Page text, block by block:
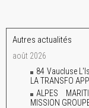
Autres actualités
août 2026
84 Vaucluse
LA TRANSFO
ALPES
MISSION